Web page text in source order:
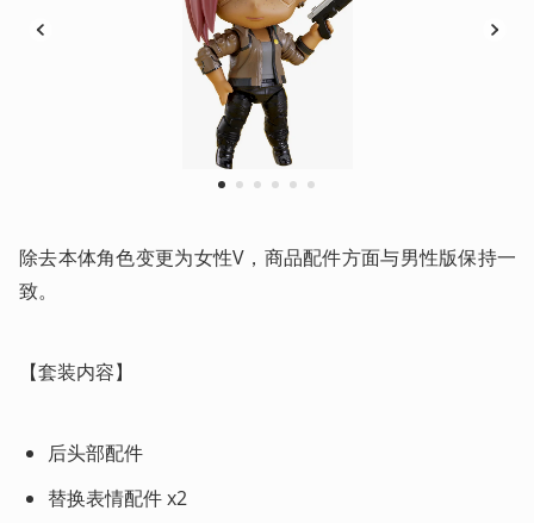
1 2 3 4 5 6
除去本体角色变更为女性V，商品配件方面与男性版保持一
致。
【套装内容】
后头部配件
替换表情配件 x2